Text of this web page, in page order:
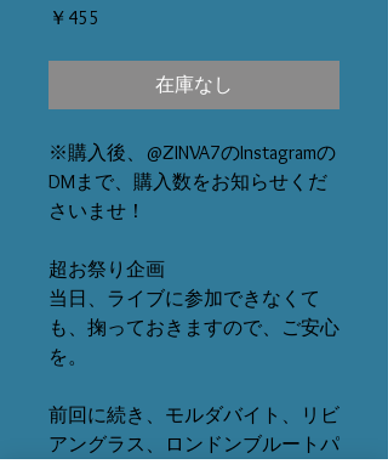
￥455
在庫なし
※購入後、@ZINVA7のInstagramの
DMまで、購入数をお知らせくだ
さいませ！
超お祭り企画
当日、ライブに参加できなくて
も、掬っておきますので、ご安心
を。
前回に続き、モルダバイト、リビ
アングラス、ロンドンブルートパ